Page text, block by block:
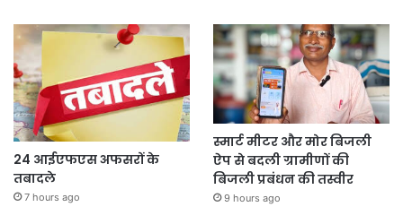
24 आईएफएस अफसरों के
तबादले
7 hours ago
स्मार्ट मीटर और मोर बिजली
ऐप से बदली ग्रामीणों की
बिजली प्रबंधन की तस्वीर
9 hours ago